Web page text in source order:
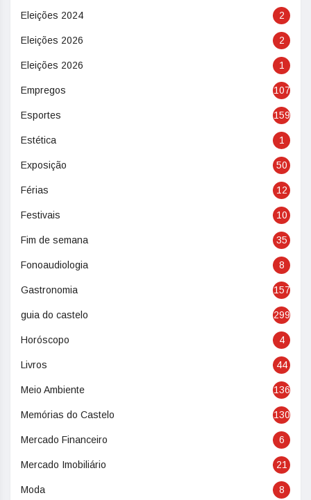
Eleições 2024 2
Eleições 2026 2
Eleições 2026 1
Empregos 107
Esportes 159
Estética 1
Exposição 50
Férias 12
Festivais 10
Fim de semana 35
Fonoaudiologia 8
Gastronomia 157
guia do castelo 299
Horóscopo 4
Livros 44
Meio Ambiente 136
Memórias do Castelo 130
Mercado Financeiro 6
Mercado Imobiliário 21
Moda 8